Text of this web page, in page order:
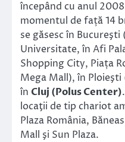
începând cu anul
momentul de față 14
se găsesc în
Universitate, în Afi
Shopping City, Piața
Mega Mall), în
în Cluj (Polus Center)
locaţii de tip chariot
Plaza România,
Mall şi Sun Plaza.